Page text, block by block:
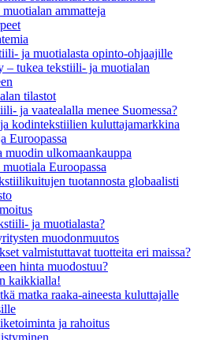
ammatteja
ja muotialasta opinto-ohjaajille
– tukea tekstiili- ja muotialan
tilastot
ja vaatealalla menee Suomessa?
kodintekstiilien kuluttajamarkkina
Euroopassa
muodin ulkomaankauppa
Euroopassa
tuotannosta globaalisti
ja muotialasta?
muodonmuutos
valmistuttavat tuotteita eri maissa?
hinta muodostuu?
kaikkialla!
matka raaka-aineesta kuluttajalle
ja rahoitus